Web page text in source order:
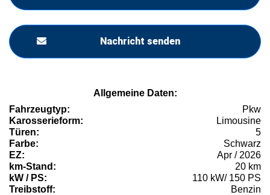
Nachricht senden
Allgemeine Daten:
Fahrzeugtyp:
Pkw
Karosserieform:
Limousine
Türen:
5
Farbe:
Schwarz
EZ:
Apr / 2026
km-Stand:
20 km
kW / PS:
110 kW/ 150 PS
Treibstoff:
Benzin